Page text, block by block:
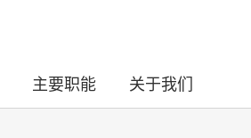
主要职能 关于我们